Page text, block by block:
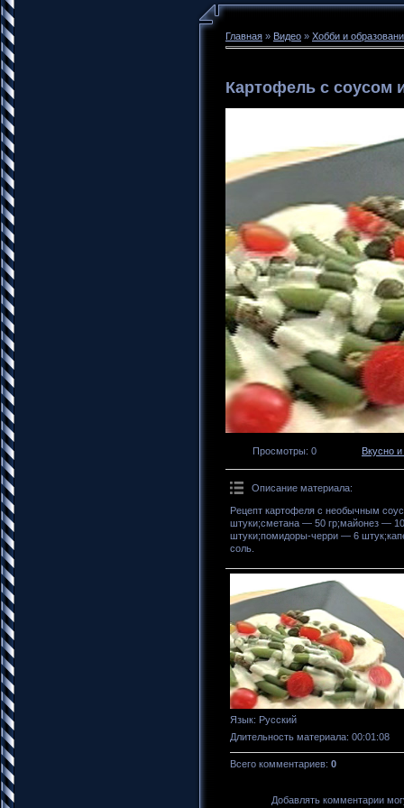
Главная » Видео » Хобби и
Картофель с соусом
Просмотры: 0 Вкусно
Описание материала:
Рецепт картофеля с необычным
штуки;сметана — 50 гр;майонез —
штуки;помидоры-черри — 6
соль.
Язык: Русский
Длительность материала: 00:01:08
Всего комментариев: 0
Добавлять комментарии